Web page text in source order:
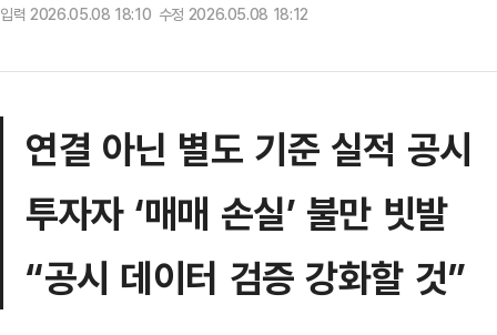
입력 2026.05.08 18:10 수정 2026.05.08 18:12
연결 아닌 별도 기준 실적 공시
투자자 ‘매매 손실’ 불만 빗발
“공시 데이터 검증 강화할 것”